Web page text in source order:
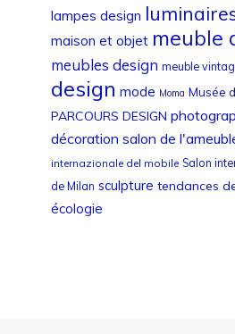
lampes design
maison et objet meuble
meubles design meuble
design mode Moma Musée
PARCOURS DESIGN
décoration salon de
internazionale del mobile Salon
de Milan sculpture tendances
écologie